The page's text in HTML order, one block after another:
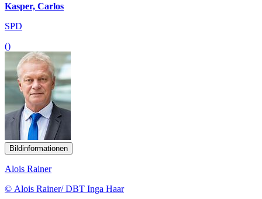
Kasper, Carlos
SPD
()
Bildinformationen
Alois Rainer
© Alois Rainer/ DBT Inga Haar